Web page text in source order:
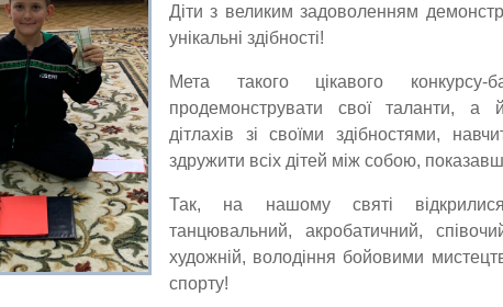
Діти з великим задоволенням
унікальні здібності!
Мета такого цікавого
продемонструвати свої таланти, а
дітлахів зі своїми здібностями,
здружити всіх дітей між собою,
Так, на нашому святі
танцювальний, акробатичний,
художній, володіння бойовими
спорту!